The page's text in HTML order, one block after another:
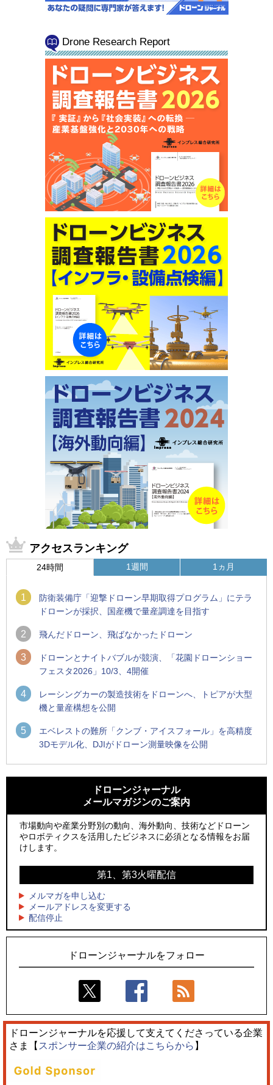
Drone Research Report
アクセスランキング
24時間
1
防衛装備庁「迎撃ドローン早期取得プログラム」にテラ
ドローンが採択、国産機で量産調達を目指す
2 飛んだドローン、飛ばなかったドローン
3
ドローンとナイトバブルが競演、「花園ドローンショー
フェスタ2026」10/3、4開催
4
レーシングカーの製造技術をドローンへ、トピアが大型
機と量産構想を公開
5
エベレストの難所「クンブ・アイスフォール」を高精度
3Dモデル化、DJIがドローン測量映像を公開
1週間
ン」とドローンショーによる新演出を実施
防衛装備庁「迎撃ドローン早期取得プログラム」にテラドロ
ーンが採択、国産機で量産調達を目指す
レッドクリフ、足利花火大会で映画『スパイダーマン』や
ドローンとナイトバブルが競演、「花園ドローンショーフェ
スタ2026」10/3、4開催
飛んだドローン、飛ばなかったドローン
1ヵ月
ン」とドローンショーによる新演出を実施
国産AUVを社会実装へ、スタートアップ「BlueArch株式会
社」設立
防衛装備庁「迎撃ドローン早期取得プログラム」にテラドロ
サザンビーチちがさき花火大会で「復活の花火」打ち上げ、
キリンビールがライブ中継と連動した支援企画
ロボデックス、2時間超の飛行を目指す新型水素燃料電池ドロ
ーンを公開
ドローンジャーナル
メールマガジンのご案内
市場動向や産業分野別の動向、海外動向、技術などドローン
やロボティクスを活用したビジネスに必須となる情報をお届
けします。
第1、第3火曜配信
メルマガを申し込む
メールアドレスを変更する
配信停止
ドローンジャーナルをフォロー
ドローンジャーナルを応援して支えてくださっている企業
さま【 スポンサー企業の紹介はこちらから 】